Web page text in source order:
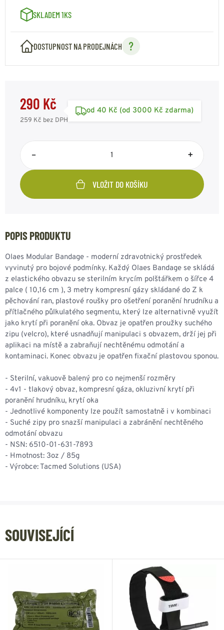
SKLADEM 1KS
DOSTUPNOST NA PRODEJNÁCH
290 Kč
259 Kč bez DPH
od 40 Kč (od 3000 Kč zdarma)
– +
VLOŽIT DO KOŠÍKU
POPIS PRODUKTU
Olaes Modular Bandage - moderní zdravotnický prostředek
vyvinutý pro bojové podmínky. Každý Olaes Bandage se skládá
z elastického obvazu se sterilním krycím polštářkem o šířce 4
palce ( 10,16 cm ), 3 metry kompresní gázy skládané do Z k
pěchování ran, plastové roušky pro ošetření poranění hrudníku a
přítlačného půlkulatého segmentu, který lze alternativně využít
jako krytí při poranění oka. Obvaz je opatřen proužky suchého
zipu (velcro), které usnadňují manipulaci s obvazem, drží jej při
aplikaci na místě a zabraňují nechtěnému odmotání a
kontaminaci. Konec obvazu je opatřen fixační plastovou sponou.
- Sterilní, vakuově balený pro co nejmenší rozměry
- 4v1 - tlakový obvaz, kompresní gáza, okluzivní krytí při
poranění hrudníku, krytí oka
- Jednotlivé komponenty lze použít samostatně i v kombinaci
- Suché zipy pro snazší manipulaci a zabránění nechtěného
odmotání obvazu
- NSN: 6510-01-631-7893
- Hmotnost: 3oz / 85g
- Výrobce: Tacmed Solutions (USA)
SOUVISEJÍCÍ